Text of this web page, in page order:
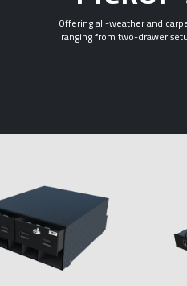
Offering all-weather and
ranging from two-drawer